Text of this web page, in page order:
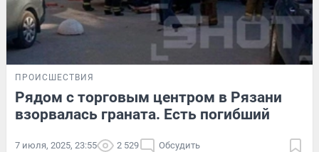
ПРОИСШЕСТВИЯ
Рядом с торговым центром в Рязани
взорвалась граната. Есть погибший
7 июля, 2025, 23:55 2 529 Обсудить